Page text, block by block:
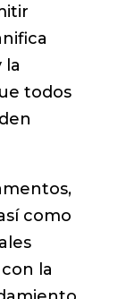
la
todos
como
la